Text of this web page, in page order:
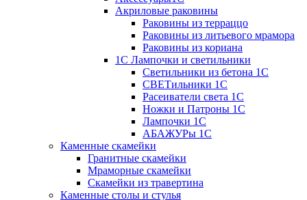
Акриловые раковины
Раковины из терраццо
Раковины из литьевого мрамора
Раковины из кориана
1С Лампочки и светильники
Светильники из бетона 1С
СВЕТильники 1С
Расеиватели света 1С
Ножки и Патроны 1С
Лампочки 1С
АБАЖУРы 1С
Каменные скамейки
Гранитные скамейки
Мраморные скамейки
Скамейки из травертина
Каменные столы и стулья